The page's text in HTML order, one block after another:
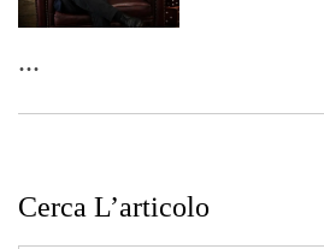
...
Cerca L’articolo